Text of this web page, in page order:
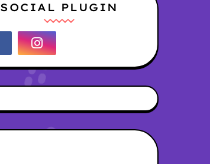
SOCIAL PLUGIN